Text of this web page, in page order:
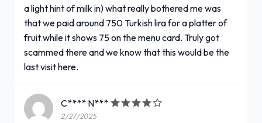
a light hint of milk in) what really bothered me was
that we paid around 750 Turkish lira for a platter of
fruit while it shows 75 on the menu card. Truly got
scammed there and we know that this would be the
last visit here.
C**** N***
2/27/2025